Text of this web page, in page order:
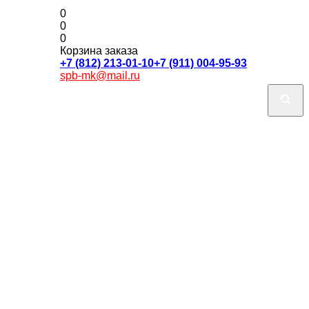
0
0
0
Корзина заказа
+7 (812) 213-01-10+7 (911) 004-95-93
spb-mk@mail.ru